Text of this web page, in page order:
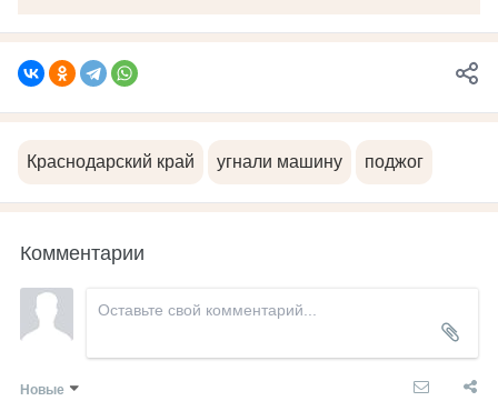
Краснодарский край угнали машину поджог
Комментарии
Новые